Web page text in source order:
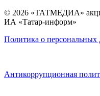
© 2026 «ТАТМЕДИА»
ИА «Татар-информ»
Политика о персональных
Антикоррупционная